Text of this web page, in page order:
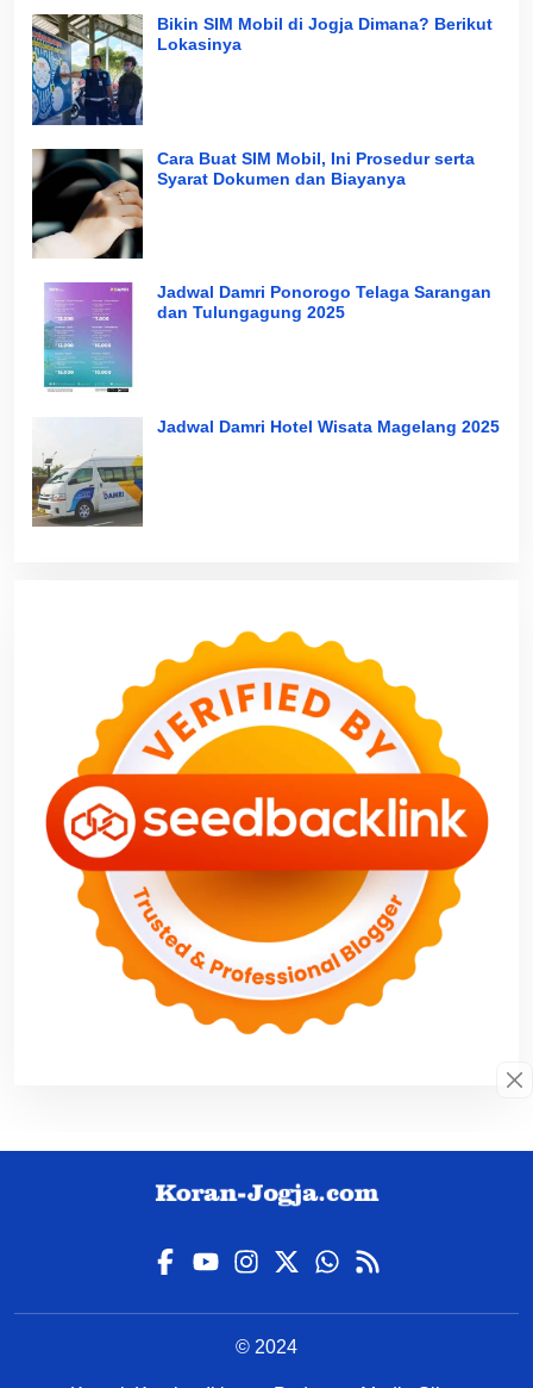
Bikin SIM Mobil di Jogja Dimana? Berikut
Lokasinya
Cara Buat SIM Mobil, Ini Prosedur serta
Syarat Dokumen dan Biayanya
Jadwal Damri Ponorogo Telaga Sarangan
dan Tulungagung 2025
Jadwal Damri Hotel Wisata Magelang 2025
© 2024